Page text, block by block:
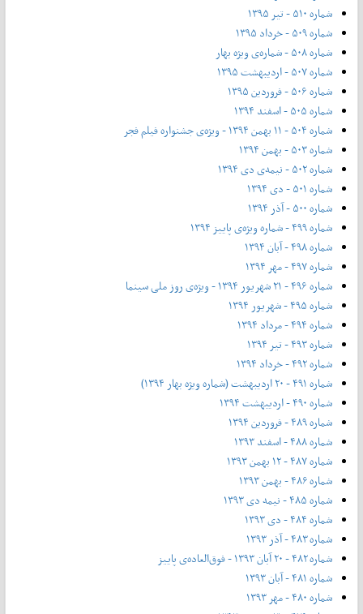
شماره ۵۱۰ - تیر ۱۳۹۵
شماره ۵۰۹ - خرداد ۱۳۹۵
شماره ۵۰۸ - شماره‌ی ویژه بهار
شماره ۵۰۷ - اردیبهشت ۱۳۹۵
شماره ۵۰۶ - فروردین ۱۳۹۵
شماره ۵۰۵ - اسفند ۱۳۹۴
شماره ۵۰۴ - ۱۱ بهمن ۱۳۹۴ - ویژه‌ی جشنواره فیلم فجر
شماره ۵۰۳ - بهمن ۱۳۹۴
شماره ۵۰۲ - نیمه‌ی دی ۱۳۹۴
شماره ۵۰۱ - دی ۱۳۹۴
شماره ۵۰۰ - آذر ۱۳۹۴
شماره ۴۹۹ - شماره ویژه‌ی پاییز ۱۳۹۴
شماره ۴۹۸ - آبان ۱۳۹۴
شماره ۴۹۷ - مهر ۱۳۹۴
شماره ۴۹۶ - ۲۱ شهریور ۱۳۹۴ - ویژه‌ی روز ملی سینما
شماره ۴۹۵ - شهریور ۱۳۹۴
شماره ۴۹۴ - مرداد ۱۳۹۴
شماره ۴۹۳ - تیر ۱۳۹۴
شماره ۴۹۲ - خرداد ۱۳۹۴
شماره ۴۹۱ - ۲۰ اردیبهشت (شماره ویژه بهار ۱۳۹۴)
شماره ۴۹۰ - اردیبهشت ۱۳۹۴
شماره ۴۸۹ - فروردین ۱۳۹۴
شماره ۴۸۸ - اسفند ۱۳۹۳
شماره ۴۸۷ - ۱۲ بهمن ۱۳۹۳
شماره ۴۸۶ - بهمن ۱۳۹۳
شماره ۴۸۵ - نیمه دی ۱۳۹۳
شماره ۴۸۴ - دی ۱۳۹۳
شماره ۴۸۳ - آذر ۱۳۹۳
شماره ۴۸۲ - ۲۰ آبان ۱۳۹۳ - فوق‌العاده‌ی پاییز
شماره ۴۸۱ - آبان ۱۳۹۳
شماره ۴۸۰ - مهر ۱۳۹۳